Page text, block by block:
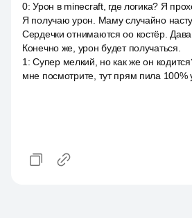
0:Урон в minecraft, где логика? Я
Я получаю урон. Маму случайно
Сердечки отнимаются оо костёр.
Конечно же, урон будет получаться.
1 :Супер мелкий, но как же он
мне посмотрите, тут прям пила 100%